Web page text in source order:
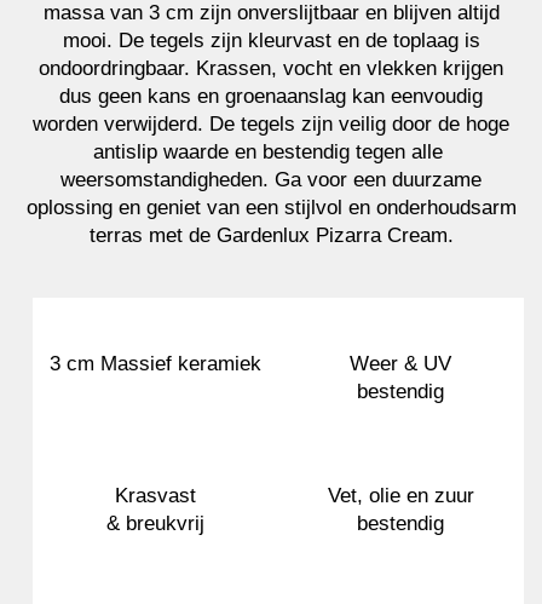
massa van 3 cm zijn onverslijtbaar en blijven altijd
mooi. De tegels zijn kleurvast en de toplaag is
ondoordringbaar. Krassen, vocht en vlekken krijgen
dus geen kans en groenaanslag kan eenvoudig
worden verwijderd. De tegels zijn veilig door de hoge
antislip waarde en bestendig tegen alle
weersomstandigheden. Ga voor een duurzame
oplossing en geniet van een stijlvol en onderhoudsarm
terras met de Gardenlux Pizarra Cream.
Vet, olie en zuur
bestendig
Krasvast
& breukvrij
Weer & UV
bestendig
3 cm Massief keramiek